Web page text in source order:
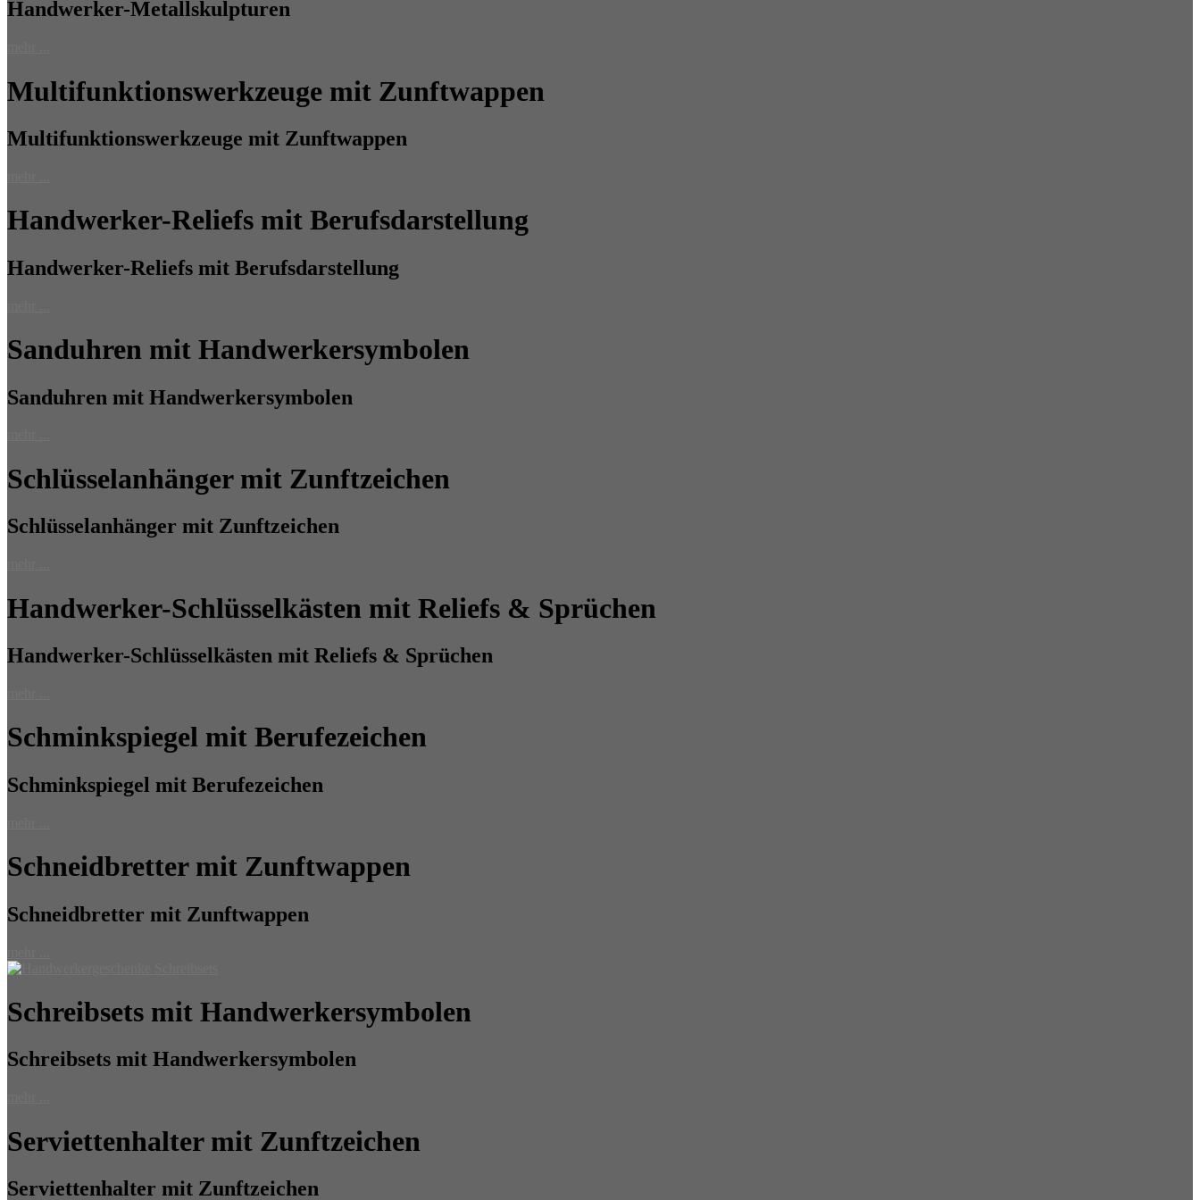
Handwerker-Metallskulpturen
Multifunktionswerkzeuge mit Zunftwappen
Multifunktionswerkzeuge mit Zunftwappen
Handwerker-Reliefs mit Berufsdarstellung
Handwerker-Reliefs mit Berufsdarstellung
Sanduhren mit Handwerkersymbolen
Sanduhren mit Handwerkersymbolen
Schlüsselanhänger mit Zunftzeichen
Schlüsselanhänger mit Zunftzeichen
Handwerker-Schlüsselkästen mit Reliefs & Sprüchen
Handwerker-Schlüsselkästen mit Reliefs & Sprüchen
Schminkspiegel mit Berufezeichen
Schminkspiegel mit Berufezeichen
Schneidbretter mit Zunftwappen
Schneidbretter mit Zunftwappen
Schreibsets mit Handwerkersymbolen
Schreibsets mit Handwerkersymbolen
Serviettenhalter mit Zunftzeichen
Serviettenhalter mit Zunftzeichen